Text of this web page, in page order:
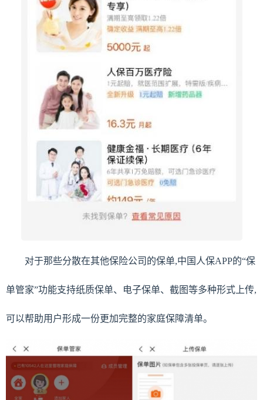
对于那些分散在其他保险公司的保单,中国人保APP的“保
单管家”功能支持纸质保单、电子保单、截图等多种形式上传,
可以帮助用户形成一份更加完整的家庭保障清单。